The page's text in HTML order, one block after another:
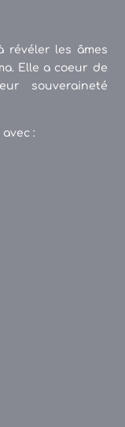
révéler les âmes
Elle a coeur de
souveraineté
: